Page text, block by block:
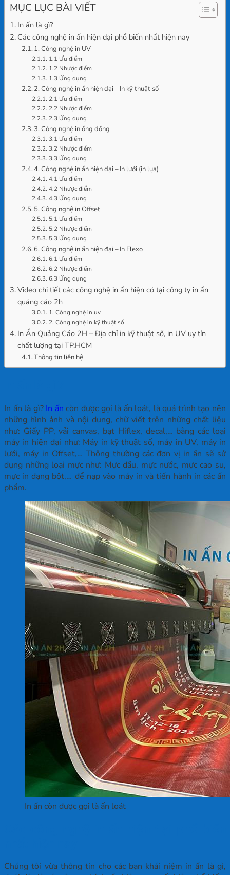
MỤC LỤC BÀI VIẾT
In ấn là gì?
Các công nghệ in ấn hiện đại phổ biến nhất hiện nay
1. Công nghệ in UV
1.1 Ưu điểm
1.2 Nhược điểm
1.3 Ứng dụng
2. Công nghệ in ấn hiện đại – In kỹ thuật số
2.1 Ưu điểm
2.2 Nhược điểm
2.3 Ứng dụng
3. Công nghệ in ống đồng
3.1 Ưu điểm
3.2 Nhược điểm
3.3 Ứng dụng
4. Công nghệ in ấn hiện đại – In lưới (in lụa)
4.1 Ưu điểm
4.2 Nhược điểm
4.3 Ứng dụng
5. Công nghệ in Offset
5.1 Ưu điểm
5.2 Nhược điểm
5.3 Ứng dụng
6. Công nghệ in ấn hiện đại – In Flexo
6.1 Ưu điểm
6.2 Nhược điểm
6.3 Ứng dụng
Video chi tiết các công nghệ in ấn hiện có tại công ty in ấn
quảng cáo 2h
1. Công nghệ in uv
2. Công nghệ in kỹ thuật số
In Ấn Quảng Cáo 2H – Địa chỉ in kỹ thuật số, in UV uy tín
chất lượng tại TP.HCM
Thông tin liên hệ
In ấn là gì? In ấn còn được gọi là ấn loát, là quá trình tạo nên
những hình ảnh và nội dung, chữ viết trên những chất liệu
như: Giấy PP, vải canvas, bạt Hiflex, decal,… bằng các loại
máy in hiện đại như: Máy in kỹ thuật số, máy in UV, máy in
lưới, máy in Offset,… Thông thường các đơn vị in ấn sẽ sử
dụng những loại mực như: Mực dầu, mực nước, mực cao su,
mực in dạng bột,… để nạp vào máy in và tiến hành in các ấn
phẩm.
In ấn còn được gọi là ấn loát
Chúng tôi vừa thông tin cho các bạn khái niệm in ấn là gì,